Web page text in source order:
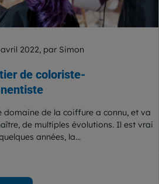
avril 2022, par Simon
de coloriste-
domaine de la coiffure a connu, et va
de multiples évolutions. Il est vrai
années, la...